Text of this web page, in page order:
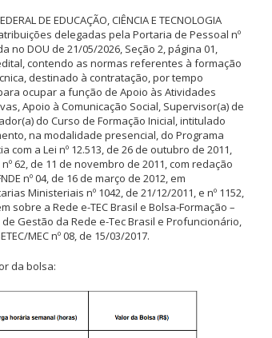
DE EDUCAÇÃO, CIÊNCIA E TECNOLOGIA
delegadas pela Portaria de Pessoal nº
no DOU de 21/05/2026, Seção 2, página 01,
contendo as normas referentes à formação
destinado à contratação, por tempo
ocupar a função de Apoio às Atividades
Apoio à Comunicação Social, Supervisor(a) de
do Curso de Formação Inicial, intitulado
na modalidade presencial, do Programa
com a Lei nº 12.513, de 26 de outubro de 2011,
62, de 11 de novembro de 2011, com redação
nº 04, de 16 de março de 2012, em
Ministeriais nº 1042, de 21/12/2011, e nº 1152,
sobre a Rede e-TEC Brasil e Bolsa-Formação –
de Gestão da Rede e-Tec Brasil e Profuncionário,
MEC nº 08, de 15/03/2017.
da bolsa: